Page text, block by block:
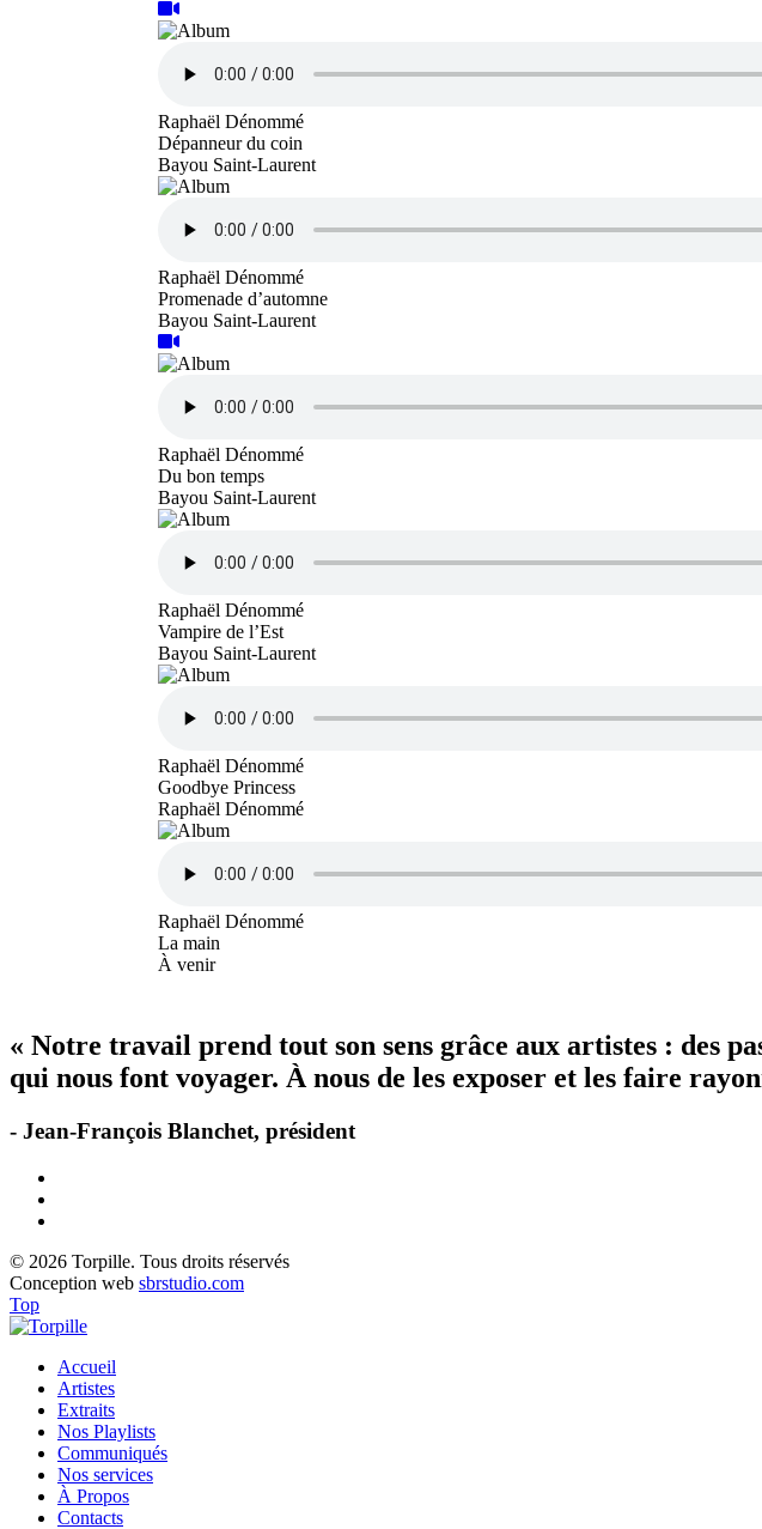
Raphaël Dénommé
Dépanneur du coin
Bayou Saint-Laurent
Raphaël Dénommé
Promenade d’automne
Bayou Saint-Laurent
Raphaël Dénommé
Du bon temps
Bayou Saint-Laurent
Raphaël Dénommé
Vampire de l’Est
Bayou Saint-Laurent
Raphaël Dénommé
Goodbye Princess
Raphaël Dénommé
Raphaël Dénommé
La main
À venir
« Notre travail prend tout son sens grâce aux artistes : des
qui nous font voyager. À nous de les exposer et les faire
- Jean-François Blanchet, président
© 2026 Torpille. Tous droits réservés
Conception web sbrstudio.com
Top
Accueil
Artistes
Extraits
Nos Playlists
Communiqués
Nos services
À Propos
Contacts